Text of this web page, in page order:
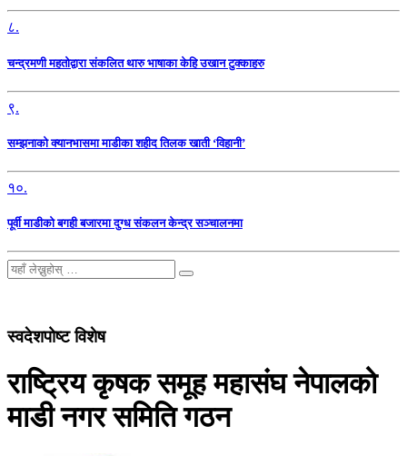
८.
चन्द्रमणी महतोद्वारा संकलित थारु भाषाका केहि उखान टुक्काहरु
९.
सम्झनाको क्यानभासमा माडीका शहीद तिलक खाती ‘विहानी’
१०.
पूर्वी माडीको बगही बजारमा दुग्ध संकलन केन्द्र सञ्चालनमा
स्वदेशपोष्ट विशेष
राष्ट्रिय कृषक समूह महासंघ नेपालको
माडी नगर समिति गठन